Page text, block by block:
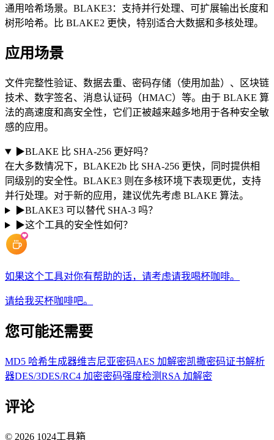
通用哈希场景。BLAKE3：支持并行处理、可扩展输出长度和
树形哈希。比 BLAKE2 更快，特别适合大数据和多核处理。
应用场景
文件完整性验证、数据去重、密码存储（使用加盐）、区块链
技术、数字签名、消息认证码（HMAC）等。由于 BLAKE 算
法的高速度和高安全性，它们正被越来越多地用于各种安全敏
感的应用。
▶BLAKE 比 SHA-256 更好吗？
在大多数情况下，BLAKE2b 比 SHA-256 更快，同时提供相
同级别的安全性。BLAKE3 则在多核环境下表现更优，支持
并行处理。对于新的应用，建议优先考虑 BLAKE 算法。
▶BLAKE3 可以替代 SHA-3 吗？
▶这个工具的安全性如何？
如果这个工具对你有帮助的话，请考虑请我喝杯咖啡。
请给我买杯咖啡吧。
您可能还需要
MD5 哈希生成器维吉尼亚密码AES 加解密凯撒密码证书解析
器DES/3DES/RC4 加密密码强度检测RSA 加解密
评论
© 2026 1024工具箱